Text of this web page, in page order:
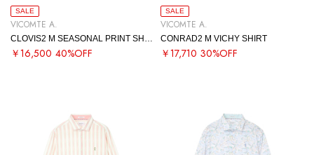
SALE
VICOMTE A.
￥16,500 40%OFF
SALE
VICOMTE A.
CONRAD2 M VICHY SHIRT
￥17,710 30%OFF